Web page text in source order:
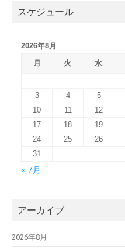
スケジュール
2026年8月
月
火 水
3
4 5
10
11 12
17
18 19
24
25 26
31
« 7月
アーカイブ
2026年8月